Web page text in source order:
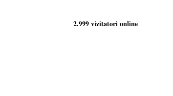
2.999 vizitatori online